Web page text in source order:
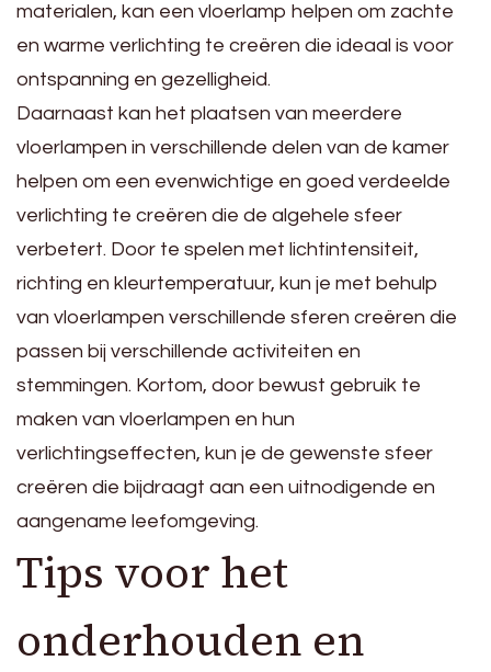
materialen, kan een vloerlamp helpen om zachte
en warme verlichting te creëren die ideaal is voor
ontspanning en gezelligheid.
Daarnaast kan het plaatsen van meerdere
vloerlampen in verschillende delen van de kamer
helpen om een evenwichtige en goed verdeelde
verlichting te creëren die de algehele sfeer
verbetert. Door te spelen met lichtintensiteit,
richting en kleurtemperatuur, kun je met behulp
van vloerlampen verschillende sferen creëren die
passen bij verschillende activiteiten en
stemmingen. Kortom, door bewust gebruik te
maken van vloerlampen en hun
verlichtingseffecten, kun je de gewenste sfeer
creëren die bijdraagt aan een uitnodigende en
aangename leefomgeving.
Tips voor het
onderhouden en